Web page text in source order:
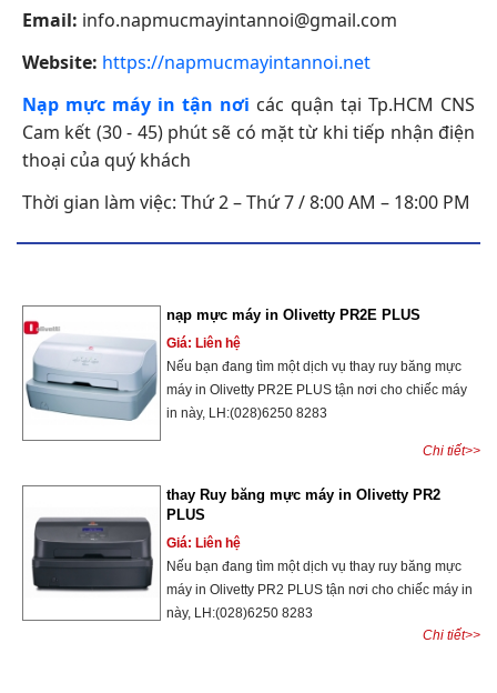
Email: info.napmucmayintannoi@gmail.com
Website: https://napmucmayintannoi.net
Nạp mực máy in tận nơi các quận tại Tp.HCM CNS
Cam kết (30 - 45) phút sẽ có mặt từ khi tiếp nhận điện
thoại của quý khách
Thời gian làm việc: Thứ 2 – Thứ 7 / 8:00 AM – 18:00 PM
nạp mực máy in Olivetty PR2E PLUS
Giá: Liên hệ
Nếu bạn đang tìm một dịch vụ thay ruy băng mực
máy in Olivetty PR2E PLUS tận nơi cho chiếc máy
in này, LH:(028)6250 8283
Chi tiết>>
thay Ruy băng mực máy in Olivetty PR2
PLUS
Giá: Liên hệ
Nếu bạn đang tìm một dịch vụ thay ruy băng mực
máy in Olivetty PR2 PLUS tận nơi cho chiếc máy in
này, LH:(028)6250 8283
Chi tiết>>